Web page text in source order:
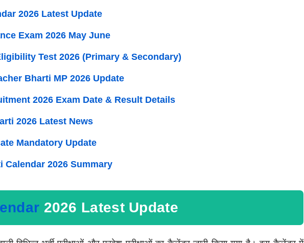
2026 Latest Update
Exam 2026 May June
Test 2026 (Primary & Secondary)
Bharti MP 2026 Update
2026 Exam Date & Result Details
2026 Latest News
Mandatory Update
Calendar 2026 Summary
2026 Latest Update